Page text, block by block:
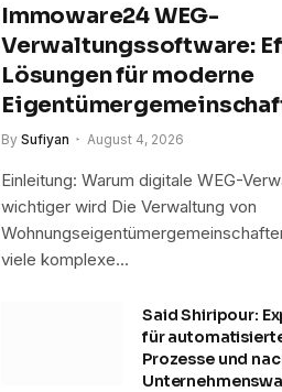
Immoware24 WEG-
Verwaltungssoftware:
Lösungen für moderne
By Sufiyan August 4, 2026
Einleitung: Warum digitale WEG-
wichtiger wird Die Verwaltung von
viele komplexe…
Said Shiripour:
für
Prozesse und